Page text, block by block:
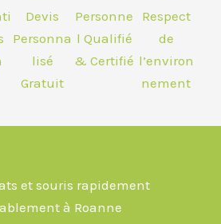
Devis
Personna
lisé
Gratuit
Personne
l Qualifié
& Certifié
Respect
de
l’environ
nement
et souris rapidement
à Roanne